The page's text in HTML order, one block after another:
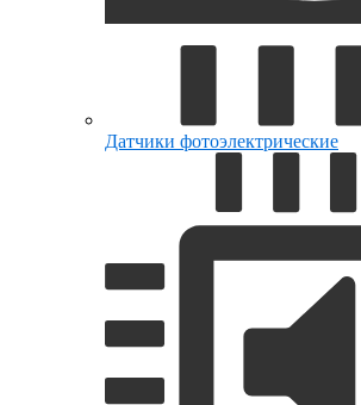
Датчики фотоэлектрические